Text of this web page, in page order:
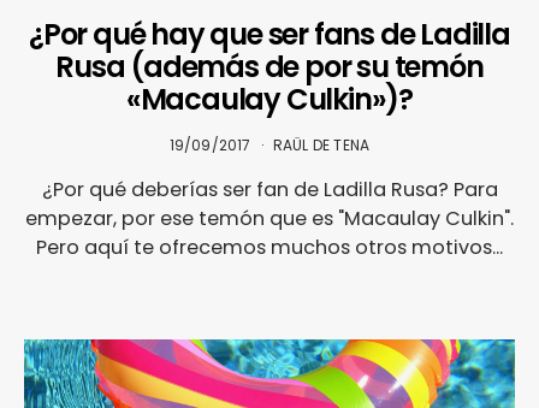
¿Por qué hay que ser fans de Ladilla
Rusa (además de por su temón
«Macaulay Culkin»)?
19/09/2017 RAÜL DE TENA
¿Por qué deberías ser fan de Ladilla Rusa? Para
empezar, por ese temón que es "Macaulay Culkin".
Pero aquí te ofrecemos muchos otros motivos...